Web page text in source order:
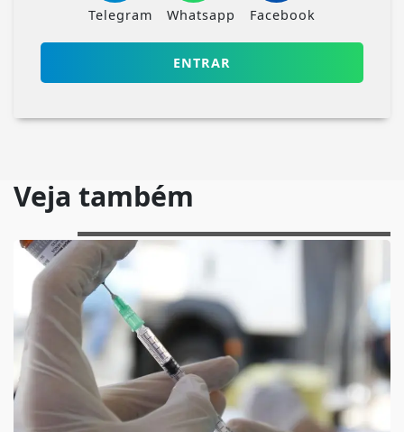
Telegram Whatsapp Facebook
ENTRAR
Veja também